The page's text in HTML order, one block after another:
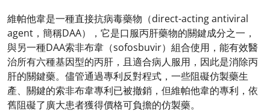
維帕他韋是一種直接抗病毒藥物（direct-acting antiviral
agent，簡稱DAA），它是口服丙肝藥物的關鍵成分之一，
與另一種DAA索非布韋（sofosbuvir）組合使用，能有效醫
治所有六種基因型的丙肝，且適合病人服用，因此是消除丙
肝的關鍵藥。儘管通過專利反對程式，一些阻礙仿製藥生
產、關鍵的索非布韋專利已被撤銷，但維帕他韋的專利，依
舊阻礙了廣大患者獲得價格可負擔的仿製藥。